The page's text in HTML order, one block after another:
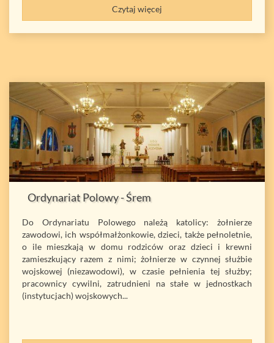
Czytaj więcej
Ordynariat Polowy - Śrem
Do Ordynariatu Polowego należą katolicy: żołnierze
zawodowi, ich współmałżonkowie, dzieci, także pełnoletnie,
o ile mieszkają w domu rodziców oraz dzieci i krewni
zamieszkujący razem z nimi; żołnierze w czynnej służbie
wojskowej (niezawodowi), w czasie pełnienia tej służby;
pracownicy cywilni, zatrudnieni na stałe w jednostkach
(instytucjach) wojskowych...